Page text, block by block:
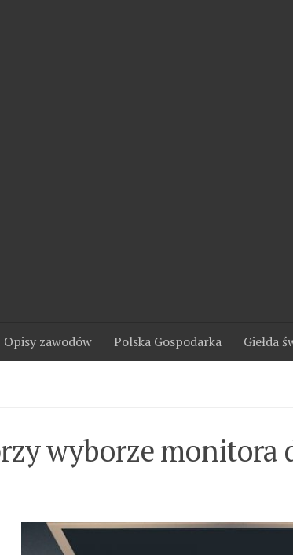
Opisy zawodów Polska Gospodarka Giełda
wyborze monitora